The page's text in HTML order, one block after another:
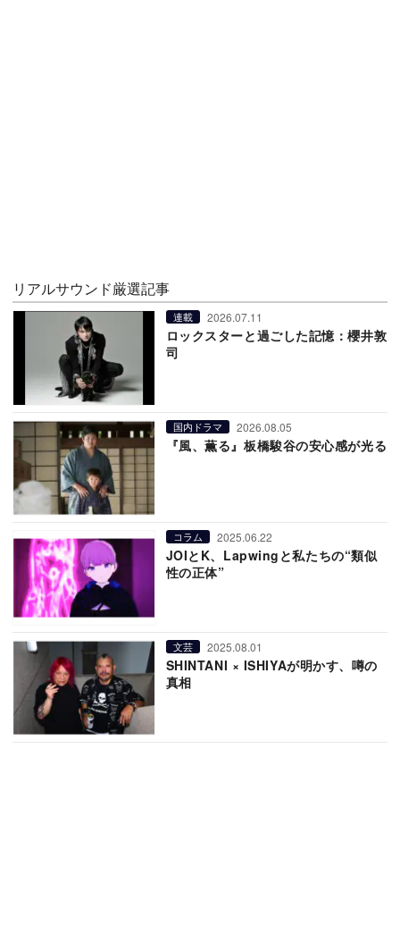
リアルサウンド厳選記事
連載 2026.07.11
ロックスターと過ごした記憶：櫻井敦
司
国内ドラマ 2026.08.05
『風、薫る』板橋駿谷の安心感が光る
コラム 2025.06.22
JOIとK、Lapwingと私たちの“類似
性の正体”
文芸 2025.08.01
SHINTANI × ISHIYAが明かす、噂の
真相